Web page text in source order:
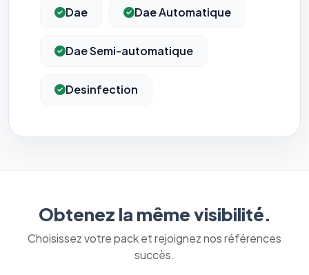
Dae Dae Automatique
Dae Semi-automatique
Desinfection
Obtenez la même visibilité.
Choisissez votre pack et rejoignez nos références
succès.